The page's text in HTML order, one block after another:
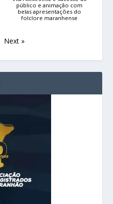
público e animação com
belas apresentações do
folclore maranhense
Next »